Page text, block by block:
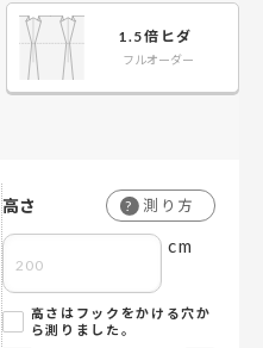
1.5倍ヒダ
フルオーダー
高さ ? 測り方
cm
高さはフックをかける穴か
ら測りました。